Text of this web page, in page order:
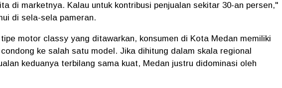
di marketnya. Kalau untuk kontribusi penjualan sekitar 30-an persen,"
di sela-sela pameran.
motor classy yang ditawarkan, konsumen di Kota Medan memiliki
ke salah satu model. Jika dihitung dalam skala regional
keduanya terbilang sama kuat, Medan justru didominasi oleh